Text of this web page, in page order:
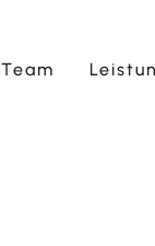
Team